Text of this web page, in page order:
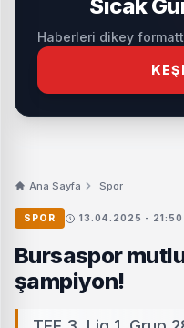
Sıcak
Haberleri dikey
Ana Sayfa Spor
SPOR 13.04.2025 - 21:50
Bursaspor
şampiyon!